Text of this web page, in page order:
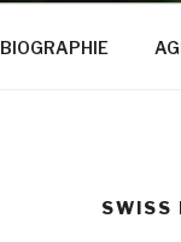
BIOGRAPHIE
SWISS